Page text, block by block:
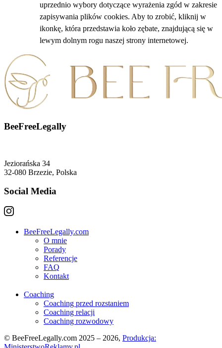
uprzednio wybory dotyczące wyrażenia zgód w zakresie
zapisywania plików cookies. Aby to zrobić, kliknij w
ikonkę, która przedstawia koło zębate, znajdującą się w
lewym dolnym rogu naszej strony internetowej.
BeeFreeLegally
Jeziorańska 34
32-080 Brzezie, Polska
Social Media
BeeFreeLegally.com
O mnie
Porady
Referencje
FAQ
Kontakt
Coaching
Coaching przed rozstaniem
Coaching relacji
Coaching rozwodowy
© BeeFreeLegally.com 2025 – 2026, Produkcja: